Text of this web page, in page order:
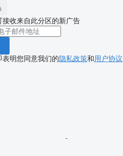
接收来自此分区的新广告
表明您同意我们的隐私政策和用户协议